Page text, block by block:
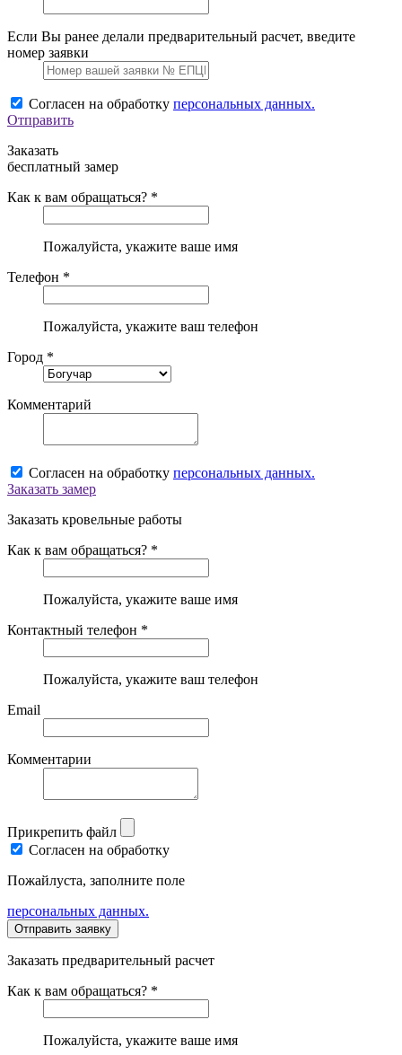
Если Вы ранее делали предварительный расчет, введите
номер заявки
Согласен на обработку персональных данных.
Отправить
Заказать
бесплатный замер
Как к вам обращаться? *
Пожалуйста, укажите ваше имя
Телефон *
Пожалуйста, укажите ваш телефон
Город *
Комментарий
Согласен на обработку персональных данных.
Заказать замер
Заказать кровельные работы
Как к вам обращаться? *
Пожалуйста, укажите ваше имя
Контактный телефон *
Пожалуйста, укажите ваш телефон
Email
Комментарии
Прикрепить файл
Согласен на обработку
Пожайлуста, заполните поле
персональных данных.
Заказать предварительный расчет
Как к вам обращаться? *
Пожалуйста, укажите ваше имя